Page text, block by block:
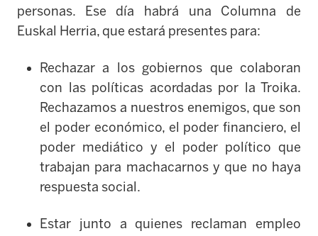
personas. Ese día habrá una Columna de
Euskal Herria, que estará presentes para:
Rechazar a los gobiernos que colaboran
con las políticas acordadas por la Troika.
Rechazamos a nuestros enemigos, que son
el poder económico, el poder financiero, el
poder mediático y el poder político que
trabajan para machacarnos y que no haya
respuesta social.
Estar junto a quienes reclaman empleo